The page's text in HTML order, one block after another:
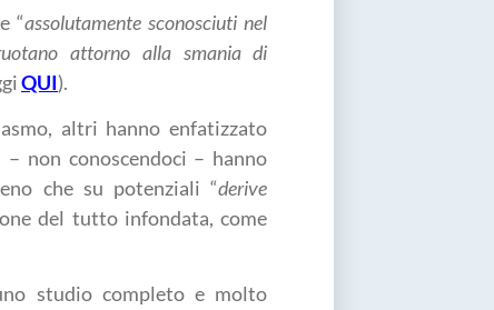
“assolutamente sconosciuti nel
attorno alla smania di
QUI).
altri hanno enfatizzato
non conoscendoci – hanno
che su potenziali “derive
del tutto infondata, come
studio completo e molto